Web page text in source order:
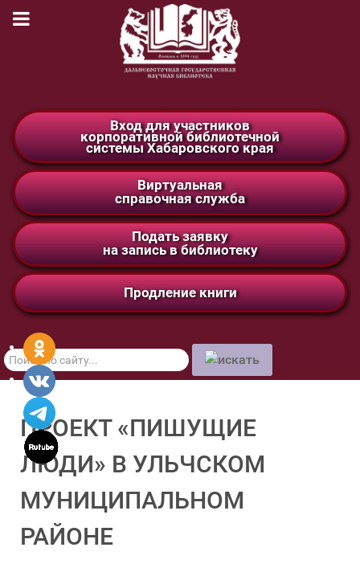
Вход для участников
корпоративной библиотечной
системы Хабаровского края
Виртуальная
справочная служба
Подать заявку
на запись в библиотеку
Продление книги
Поиск
по
сайту
ПРОЕКТ «ПИШУЩИЕ
ЛЮДИ» В УЛЬЧСКОМ
МУНИЦИПАЛЬНОМ
РАЙОНЕ